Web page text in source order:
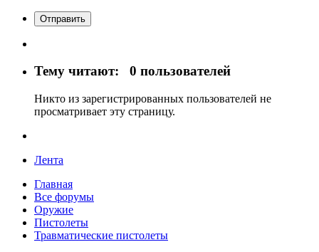
Отправить
Тему читают: 0 пользователей
Никто из зарегистрированных пользователей не
просматривает эту страницу.
Лента
Главная
Все форумы
Оружие
Пистолеты
Травматические пистолеты